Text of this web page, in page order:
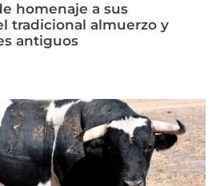
homenaje a sus
tradicional almuerzo y
antiguos